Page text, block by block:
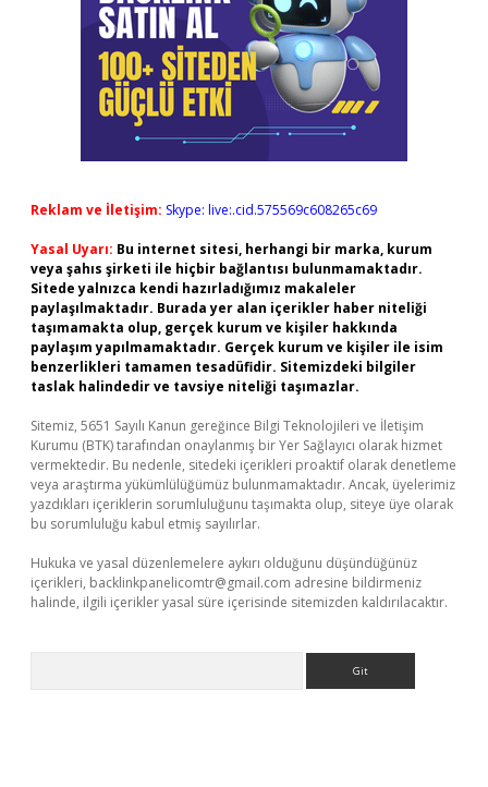
Reklam ve İletişim: Skype: live:.cid.575569c608265c69
Yasal Uyarı: Bu internet sitesi, herhangi bir marka, kurum
veya şahıs şirketi ile hiçbir bağlantısı bulunmamaktadır.
Sitede yalnızca kendi hazırladığımız makaleler
paylaşılmaktadır. Burada yer alan içerikler haber niteliği
taşımamakta olup, gerçek kurum ve kişiler hakkında
paylaşım yapılmamaktadır. Gerçek kurum ve kişiler ile isim
benzerlikleri tamamen tesadüfidir. Sitemizdeki bilgiler
taslak halindedir ve tavsiye niteliği taşımazlar.
Sitemiz, 5651 Sayılı Kanun gereğince Bilgi Teknolojileri ve İletişim
Kurumu (BTK) tarafından onaylanmış bir Yer Sağlayıcı olarak hizmet
vermektedir. Bu nedenle, sitedeki içerikleri proaktif olarak denetleme
veya araştırma yükümlülüğümüz bulunmamaktadır. Ancak, üyelerimiz
yazdıkları içeriklerin sorumluluğunu taşımakta olup, siteye üye olarak
bu sorumluluğu kabul etmiş sayılırlar.
Hukuka ve yasal düzenlemelere aykırı olduğunu düşündüğünüz
içerikleri, backlinkpanelicomtr@gmail.com adresine bildirmeniz
halinde, ilgili içerikler yasal süre içerisinde sitemizden kaldırılacaktır.